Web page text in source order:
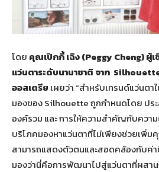
โดย คุณเป๊กกี้ เฉิง (Peggy Cheng) ผู้
แว่นตาระดับนานาชาติ จาก
ออสเตรีย เผยว่า “สำหรับเทรนด์แว่นต
มองของ Silhouette ถูกกำหนดโดย ป
องค์รวม และ การให้ความสำคัญกับคว
บริโภคมองหาแว่นตาที่ไม่เพียงช่วยเพิ่
สามารถแสดงตัวตนและสอดคล้องกับค่า
มองว่านี่คือการพัฒนาไปสู่แว่นตาที่ผสาน